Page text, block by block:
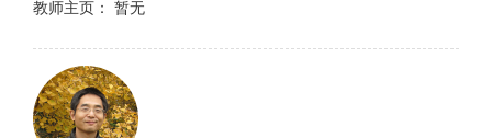
教师主页： 暂无